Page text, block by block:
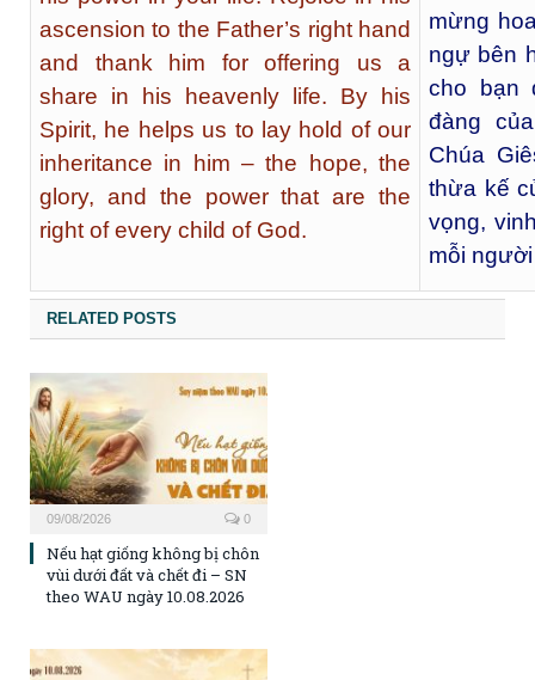
ascension to the Father’s right hand
and thank him for offering us a
share in his heavenly life. By his
Spirit, he helps us to lay hold of our
inheritance in him – the hope, the
glory, and the power that are the
right of every child of God.
mừng
ngự bên
cho bạn
đàng
Chúa
thừa kế
vọng,
mỗi
RELATED POSTS
09/08/2026 0
Nếu hạt giống không bị chôn
vùi dưới đất và chết đi – SN
theo WAU ngày 10.08.2026